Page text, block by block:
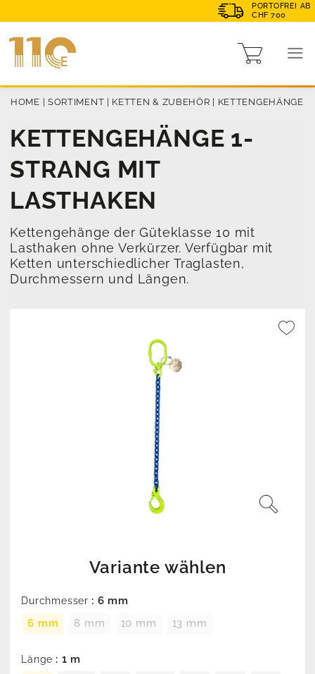
PORTOFREI AB
CHF 700
HOME | SORTIMENT | KETTEN & ZUBEHÖR | KETTENGEHÄNGE
KETTENGEHÄNGE 1-
STRANG MIT
LASTHAKEN
Kettengehänge der Güteklasse 10 mit
Lasthaken ohne Verkürzer. Verfügbar mit
Ketten unterschiedlicher Traglasten,
Durchmessern und Längen.
Variante wählen
Durchmesser : 6 mm
6 mm
8 mm 10 mm 13 mm
Länge : 1 m